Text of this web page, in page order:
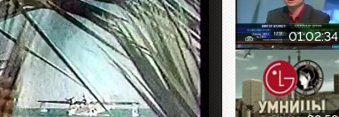
01:02:34